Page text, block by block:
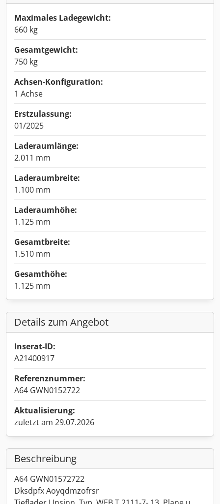
Maximales Ladegewicht:
660 kg
Gesamtgewicht:
750 kg
Achsen-Konfiguration:
1 Achse
Erstzulassung:
01/2025
Laderaumlänge:
2.011 mm
Laderaumbreite:
1.100 mm
Laderaumhöhe:
1.125 mm
Gesamtbreite:
1.510 mm
Gesamthöhe:
1.125 mm
Details zum Angebot
Inserat-ID:
A21400917
Referenznummer:
A64 GWN0152722
Aktualisierung:
zuletzt am 29.07.2026
Beschreibung
A64 GWN01572722
Dksdpfx Aoyqdmzofrsr